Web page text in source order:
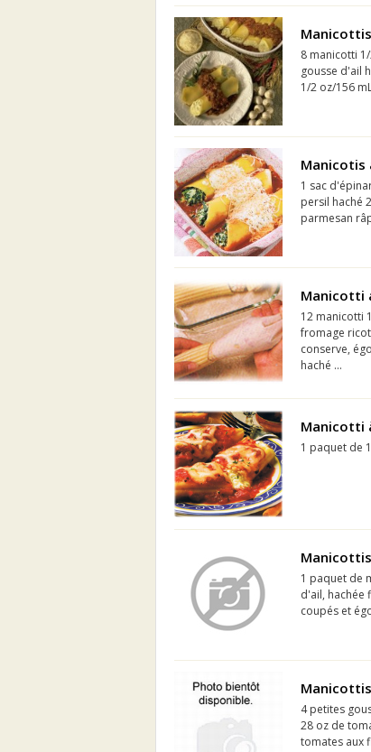
8 manicotti
gousse d'ail
1/2 oz/156
Manicotis
1 sac
persil haché
parmesan
Manicotti
12 manicotti
fromage
conserve,
haché ...
Manicotti
1 paquet de
1 paquet de
d'ail, hachée
coupés et
4 petites
28 oz de
tomates aux